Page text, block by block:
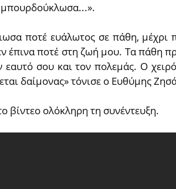
μπουρδούκλωσα...».
ποτέ ευάλωτος σε πάθη,
έπινα ποτέ στη ζωή μου. Τα πάθη
εαυτό σου και τον πολεμάς. Ο
δαίμονας» τόνισε ο Ευθύμης
βίντεο ολόκληρη τη συνέντευξη.